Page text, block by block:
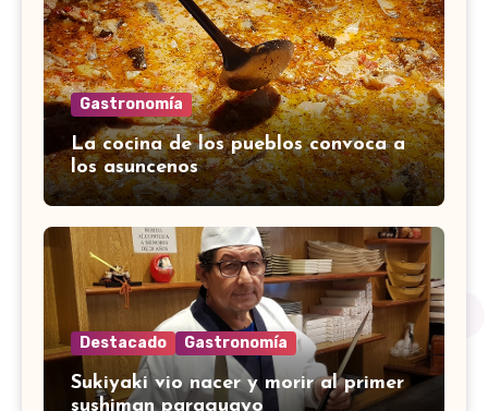
Gastronomía
La cocina de los pueblos convoca a
los asuncenos
Destacado Gastronomía
Sukiyaki vio nacer y morir al primer
sushiman paraguayo